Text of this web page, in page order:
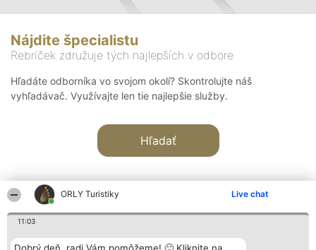
ORLY Turistiky Live chat
11:03
Nájdite špecialistu
Rebríček združuje tých najlepších v odbore
Hľadáte odborníka vo svojom okolí? Skontrolujte náš
vyhľadávač. Využívajte len tie najlepšie služby.
Hľadať
Organizátor hodnotenia Hodnotenie Kontakt